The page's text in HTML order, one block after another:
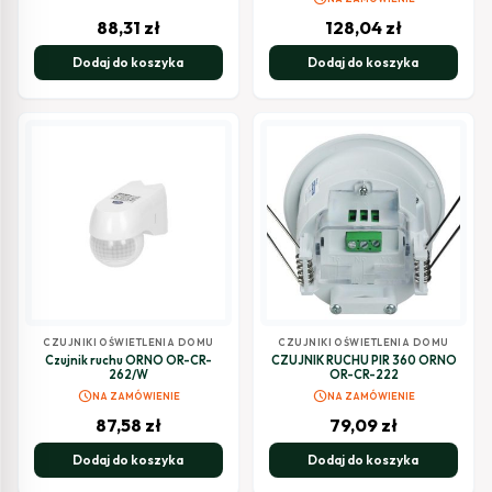
88,31 zł
Dodaj do koszyka
128,04 zł
Dodaj do koszyka
CZUJNIKI OŚWIETLENIA DOMU
Czujnik ruchu ORNO OR-CR-
262/W
scheduleNA ZAMÓWIENIE
87,58 zł
Dodaj do koszyka
CZUJNIKI OŚWIETLENIA DOMU
CZUJNIK RUCHU PIR 360 ORNO
OR-CR-222
scheduleNA ZAMÓWIENIE
79,09 zł
Dodaj do koszyka